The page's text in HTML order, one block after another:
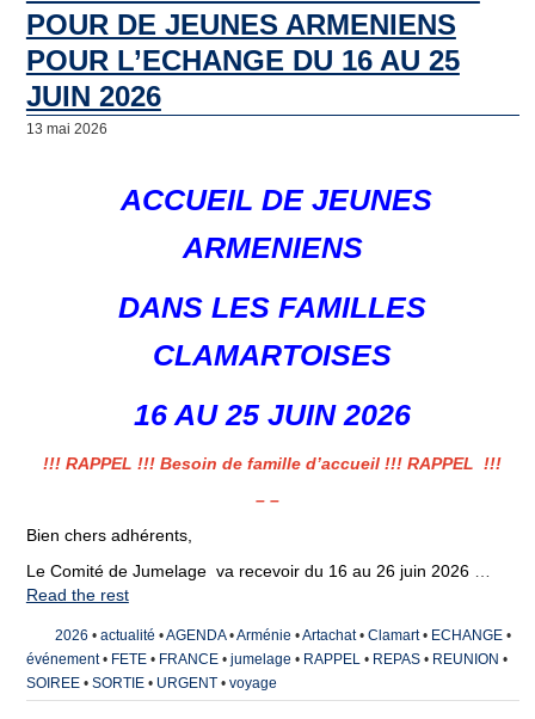
POUR DE JEUNES ARMENIENS
POUR L’ECHANGE DU 16 AU 25
JUIN 2026
13 mai 2026
ACCUEIL DE JEUNES
ARMENIENS
DANS LES FAMILLES
CLAMARTOISES
16 AU 25 JUIN 2026
!!! RAPPEL !!! Besoin de famille d’accueil !!! RAPPEL !!!
– –
Bien chers adhérents,
Le Comité de Jumelage va recevoir du 16 au 26 juin 2026 …
Read the rest
2026 • actualité •AGENDA•Arménie •Artachat• Clamart• ECHANGE•
événement• FETE• FRANCE• jumelage • RAPPEL• REPAS• REUNION •
SOIREE• SORTIE• URGENT• voyage